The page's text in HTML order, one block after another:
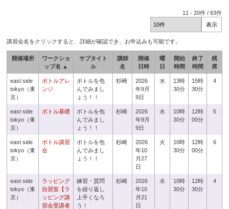
11 -20件 /63件
講習会名をクリックすると、詳細が確認でき、お申込みも可能です。
開催場所
ワークショ
ップ名 ▲
サブタイト
ル
講師
名
開催
日時
曜
日
開始
時間
終了
時間
残
席
east side
tokyo（東
京）
ボトルアレ
ンジ
ボトルを包
んでみまし
ょう！！
杉崎
2026
年9月
9日
水
13時
30分
15時
30分
4
east side
tokyo（東
京）
ボトル基礎
ボトルを包
んでみまし
ょう！！
杉崎
2026
年9月
9日
水
10時
30分
12時
00分
5
east side
tokyo（東
京）
ボトル講習
会
ボトルを包
んでみまし
ょう！！
杉崎
2026
年10
月27
日
火
10時
30分
12時
00分
6
east side
tokyo（東
京）
ラッピング
自習室【ラ
ッピング講
習会受講者
練習・質問
を繰り返し
上手くなろ
う！
杉崎
2026
年10
月21
日
水
10時
30分
12時
30分
4